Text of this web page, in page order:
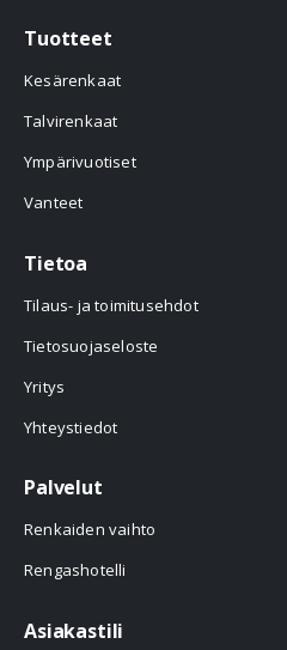
Tuotteet
Kesärenkaat
Talvirenkaat
Ympärivuotiset
Vanteet
Tietoa
Tilaus- ja toimitusehdot
Tietosuojaseloste
Yritys
Yhteystiedot
Palvelut
Renkaiden vaihto
Rengashotelli
Asiakastili